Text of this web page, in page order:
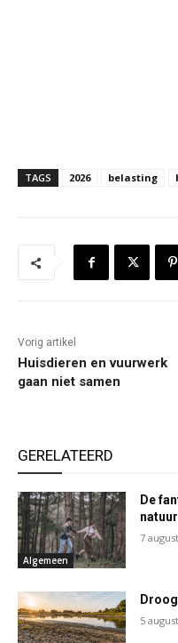
TAGS 2026 belasting
Vorig artikel
Huisdieren en vuurwerk
gaan niet samen
GERELATEERD
Algemeen
De
natuur
7
5